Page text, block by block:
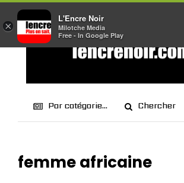
Par catégorie... Chercher
femme africaine
×
L'Encre Noir
Milotche Media
Free - In Google Play